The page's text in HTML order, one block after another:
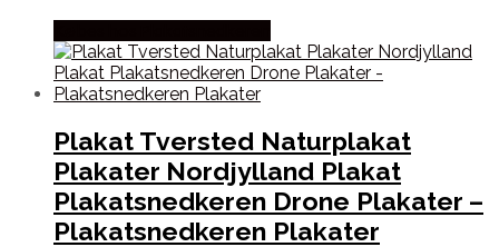
Plakat Tversted Naturplakat
Plakater Nordjylland Plakat
Plakatsnedkeren Drone Plakater –
Plakatsnedkeren Plakater